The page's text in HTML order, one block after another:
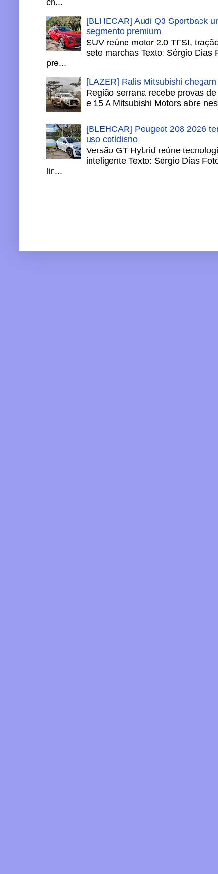
ch...
[BLHECAR] Audi Q3 Sportback
segmento premium
SUV reúne motor 2.0 TFSI,
sete marchas Texto: Sérgio Dias
pre...
[LAZER] Ralis Mitsubishi
Região serrana recebe provas
e 15 A Mitsubishi Motors abre
[BLEHCAR] Peugeot 208 2026
uso cotidiano
Versão GT Hybrid reúne
inteligente Texto: Sérgio Dias
lin...